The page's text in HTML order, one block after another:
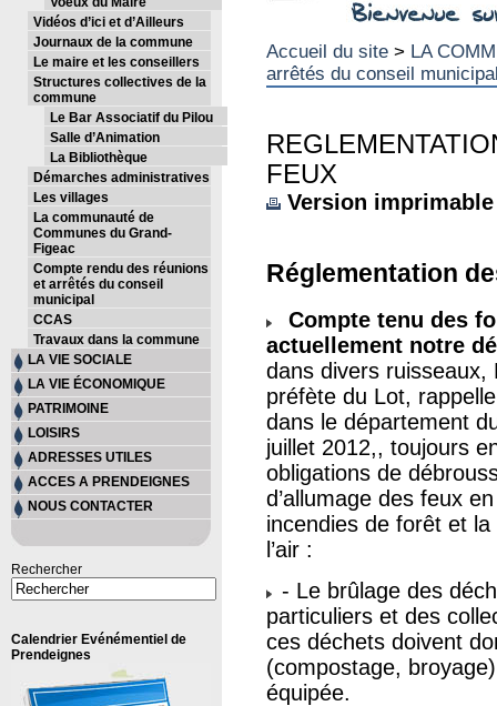
Vidéos d’ici et d’Ailleurs
Journaux de la commune
Le maire et les conseillers
Structures collectives de la
commune
Le Bar Associatif du Pilou
Salle d’Animation
La Bibliothèque
Démarches administratives
Les villages
La communauté de
Communes du Grand-
Figeac
Compte rendu des réunions
et arrêtés du conseil
municipal
CCAS
Travaux dans la commune
LA VIE SOCIALE
LA VIE ÉCONOMIQUE
PATRIMOINE
LOISIRS
ADRESSES UTILES
ACCES A PRENDEIGNES
NOUS CONTACTER
Rechercher
Calendrier Evénémentiel de
Prendeignes
Accueil du site > LA
arrêtés du conseil
FEUX
Version imprimable
Réglementation
Compte tenu des
actuellement notre
dans divers ruisseaux,
préfète du Lot,
dans le département
juillet 2012,, toujours
obligations de
d’allumage des feux
incendies de forêt et
l’air :
- Le brûlage des
particuliers et des
ces déchets doivent
(compostage,
équipée.